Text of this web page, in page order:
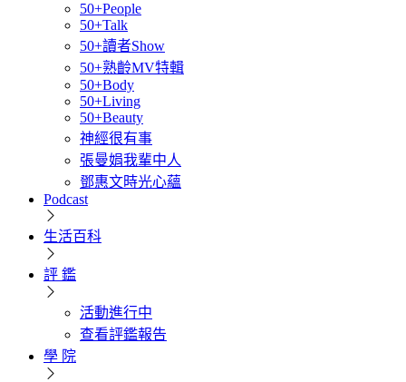
50+People
50+Talk
50+讀者Show
50+熟齡MV特輯
50+Body
50+Living
50+Beauty
神經很有事
張曼娟我輩中人
鄧惠文時光心蘊
Podcast
生活百科
評 鑑
活動進行中
查看評鑑報告
學 院